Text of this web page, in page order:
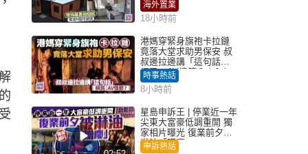
海外置業
18小時前
港媽穿緊身旗袍卡拉鏈
竟落大堂求助男保安 叔
叔邊拉邊講「這句話」
網民：AV情節？｜Juicy
叮
時事熱話
8小時前
星島申訴王 | 停業近一年
尖東大富豪低調重開 獨
家相片曝光 復業前夕被
淋油「贈慶」
申訴熱話